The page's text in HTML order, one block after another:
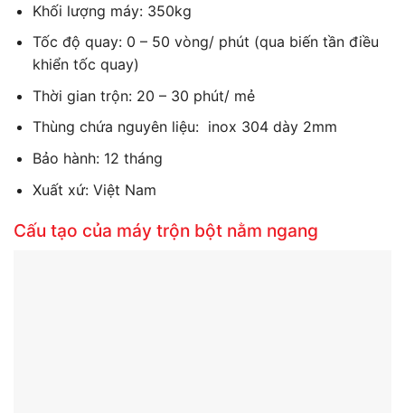
Khối lượng máy: 350kg
Tốc độ quay: 0 – 50 vòng/ phút (qua biến tần điều
khiển tốc quay)
Thời gian trộn: 20 – 30 phút/ mẻ
Thùng chứa nguyên liệu: inox 304 dày 2mm
Bảo hành: 12 tháng
Xuất xứ: Việt Nam
Cấu tạo của máy trộn bột nằm ngang